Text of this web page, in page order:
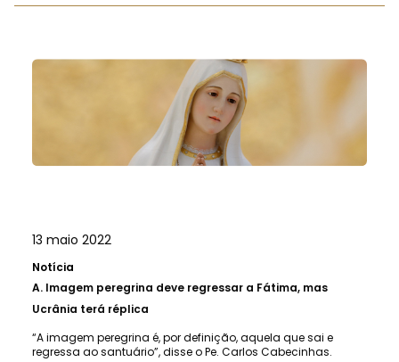
13 maio 2022
Notícia
A. Imagem peregrina deve regressar a Fátima, mas
Ucrânia terá réplica
“A imagem peregrina é, por definição, aquela que sai e
regressa ao santuário”, disse o Pe. Carlos Cabecinhas.